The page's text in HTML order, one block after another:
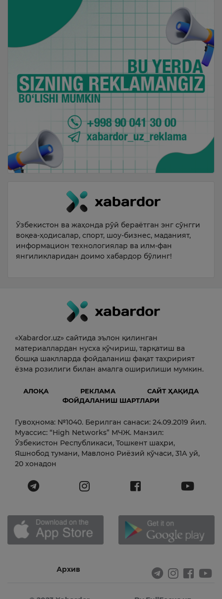
Ўзбекистон ва жаҳонда рўй бераётган энг сўнгги
воқеа-ҳодисалар, спорт, шоу-бизнес, маданият,
информацион технологиялар ва илм-фан
янгиликларидан доимо хабардор бўлинг!
«Xabardor.uz» сайтида эълон қилинган
материаллардан нусха кўчириш, тарқатиш ва
бошқа шаклларда фойдаланиш фақат таҳририят
ёзма розилиги билан амалга оширилиши мумкин.
АЛОҚА РЕКЛАМА
САЙТ ҲАҚИДА
ФОЙДАЛАНИШ ШАРТЛАРИ
Гувоҳнома: №1040. Берилган санаси: 24.09.2019 йил.
Муассис: “High Networks” МЧЖ. Манзил:
Ўзбекистон Республикаси, Тошкент шаҳри,
Яшнобод тумани, Мавлоно Риёзий кўчаси, 31А уй,
20 хонадон
Архив